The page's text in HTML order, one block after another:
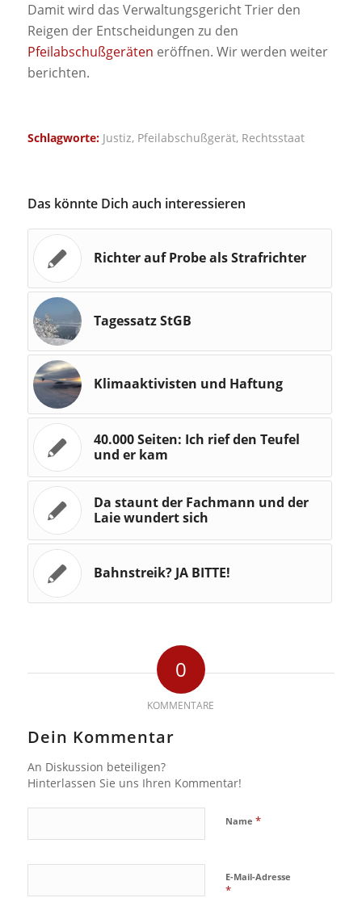
Damit wird das Verwaltungsgericht Trier den
Reigen der Entscheidungen zu den
Pfeilabschußgeräten eröffnen. Wir werden weiter
berichten.
Schlagworte: Justiz, Pfeilabschußgerät, Rechtsstaat
Das könnte Dich auch interessieren
Richter auf Probe als Strafrichter
Tagessatz StGB
Klimaaktivisten und Haftung
40.000 Seiten: Ich rief den Teufel
und er kam
Da staunt der Fachmann und der
Laie wundert sich
Bahnstreik? JA BITTE!
0
KOMMENTARE
Dein Kommentar
An Diskussion beteiligen?
Hinterlassen Sie uns Ihren Kommentar!
Name *
E-Mail-Adresse
*